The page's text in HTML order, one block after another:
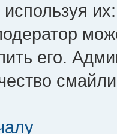
используя
его.